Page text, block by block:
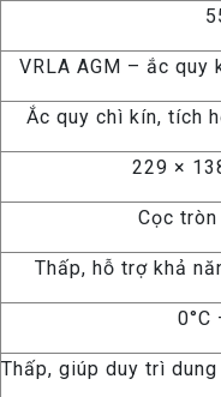
VRLA AGM – ắc quy
Ắc quy chì kín, tích
229 ×
Cọc
Thấp, hỗ trợ khả
0°C
Thấp, giúp duy trì